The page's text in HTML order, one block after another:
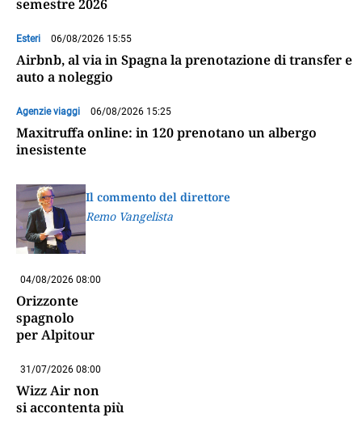
semestre 2026
Esteri 06/08/2026 15:55
Airbnb, al via in Spagna la prenotazione di transfer e
auto a noleggio
Agenzie viaggi 06/08/2026 15:25
Maxitruffa online: in 120 prenotano un albergo
inesistente
Il commento del direttore
Remo Vangelista
04/08/2026 08:00
Orizzonte
spagnolo
per Alpitour
31/07/2026 08:00
Wizz Air non
si accontenta più